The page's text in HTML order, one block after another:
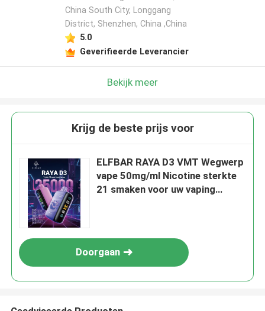
China South City, Longgang
District, Shenzhen, China ,China
5.0
Geverifieerde Leverancier
Bekijk meer
Krijg de beste prijs voor
ELFBAR RAYA D3 VMT Wegwerp
vape 50mg/ml Nicotine sterkte
21 smaken voor uw vaping
Doorgaan